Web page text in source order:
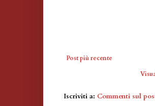
Post più recente
Iscriviti a: Commenti sul